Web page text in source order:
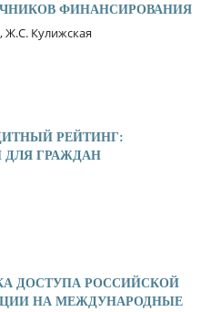
ФИНАНСИРОВАНИЯ
Ж.С. Кулижская
РЕЙТИНГ:
ГРАЖДАН
ДОСТУПА РОССИЙСКОЙ
НА МЕЖДУНАРОДНЫЕ